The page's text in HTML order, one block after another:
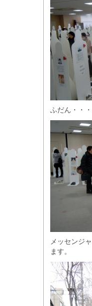
ふだん・・
メッセンジ
ます。